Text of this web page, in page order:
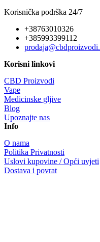
Korisnička podrška 24/7
+38763010326
+385993399112
Korisni linkovi
CBD Proizvodi
Vape
Medicinske gljive
Blog
Upoznajte nas
Info
O nama
Politika Privatnosti
Uslovi kupovine / Opći uvjeti
Dostava i povrat